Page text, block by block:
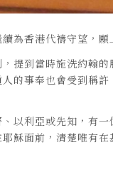
為香港代禱守望，
提到當時施洗約翰
的事奉也會受到稱
以利亞或先知，有
穌面前，清楚唯有